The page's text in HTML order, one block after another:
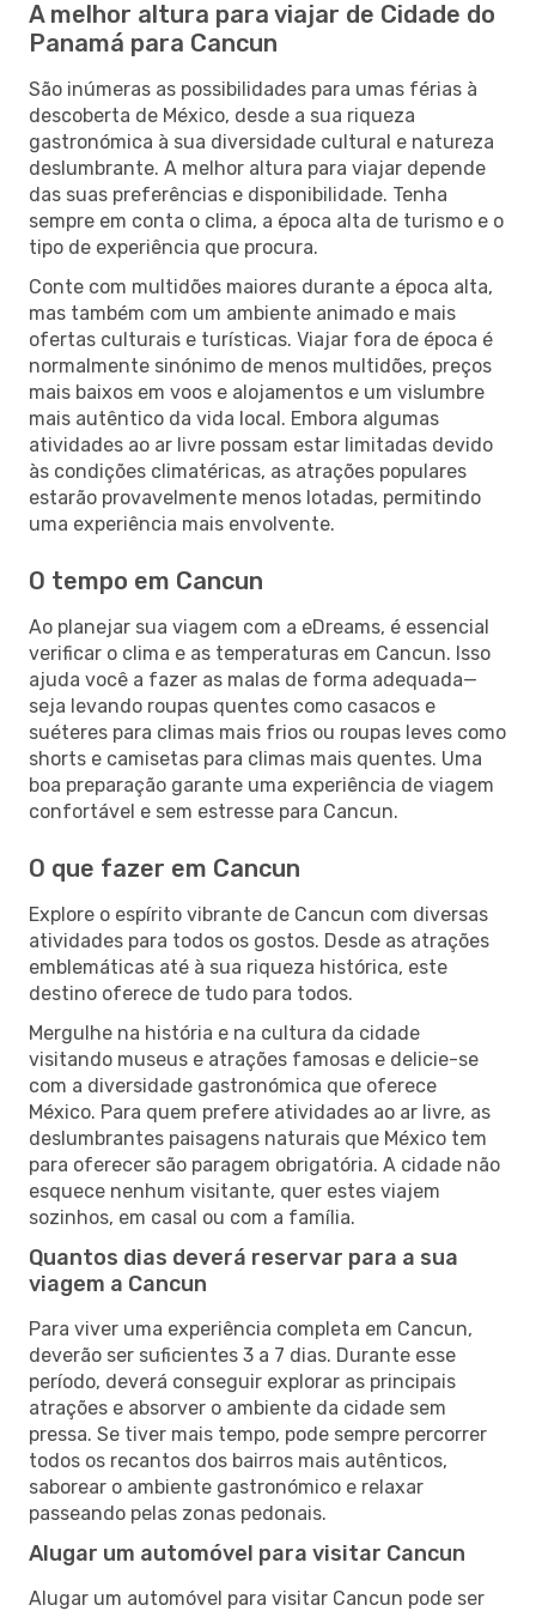
A melhor altura para viajar de Cidade do
Panamá para Cancun
São inúmeras as possibilidades para umas férias à
descoberta de México, desde a sua riqueza
gastronómica à sua diversidade cultural e natureza
deslumbrante. A melhor altura para viajar depende
das suas preferências e disponibilidade. Tenha
sempre em conta o clima, a época alta de turismo e o
tipo de experiência que procura.
Conte com multidões maiores durante a época alta,
mas também com um ambiente animado e mais
ofertas culturais e turísticas. Viajar fora de época é
normalmente sinónimo de menos multidões, preços
mais baixos em voos e alojamentos e um vislumbre
mais autêntico da vida local. Embora algumas
atividades ao ar livre possam estar limitadas devido
às condições climatéricas, as atrações populares
estarão provavelmente menos lotadas, permitindo
uma experiência mais envolvente.
O tempo em Cancun
Ao planejar sua viagem com a eDreams, é essencial
verificar o clima e as temperaturas em Cancun. Isso
ajuda você a fazer as malas de forma adequada—
seja levando roupas quentes como casacos e
suéteres para climas mais frios ou roupas leves como
shorts e camisetas para climas mais quentes. Uma
boa preparação garante uma experiência de viagem
confortável e sem estresse para Cancun.
O que fazer em Cancun
Explore o espírito vibrante de Cancun com diversas
atividades para todos os gostos. Desde as atrações
emblemáticas até à sua riqueza histórica, este
destino oferece de tudo para todos.
Mergulhe na história e na cultura da cidade
visitando museus e atrações famosas e delicie-se
com a diversidade gastronómica que oferece
México. Para quem prefere atividades ao ar livre, as
deslumbrantes paisagens naturais que México tem
para oferecer são paragem obrigatória. A cidade não
esquece nenhum visitante, quer estes viajem
sozinhos, em casal ou com a família.
Quantos dias deverá reservar para a sua
viagem a Cancun
Para viver uma experiência completa em Cancun,
deverão ser suficientes 3 a 7 dias. Durante esse
período, deverá conseguir explorar as principais
atrações e absorver o ambiente da cidade sem
pressa. Se tiver mais tempo, pode sempre percorrer
todos os recantos dos bairros mais autênticos,
saborear o ambiente gastronómico e relaxar
passeando pelas zonas pedonais.
Alugar um automóvel para visitar Cancun
Alugar um automóvel para visitar Cancun pode ser